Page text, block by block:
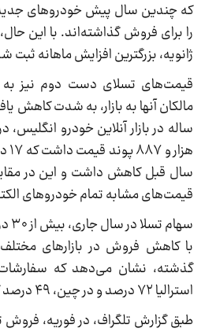
که چندین سال پیش خودروهای جدید
را برای فروش گذاشته‌اند. با این
ژانویه، بزرگترین افزایش ماهانه ثبت
قیمت‌های تسلای دست دوم نیز
قیمت‌های مشابه تمام خودروهای
با کاهش فروش در بازارهای
استرالیا ۷۲ درصد و در چین، ۴۹ درصد کاهش یافته است.
طبق گزارش تلگراف، در فوریه،